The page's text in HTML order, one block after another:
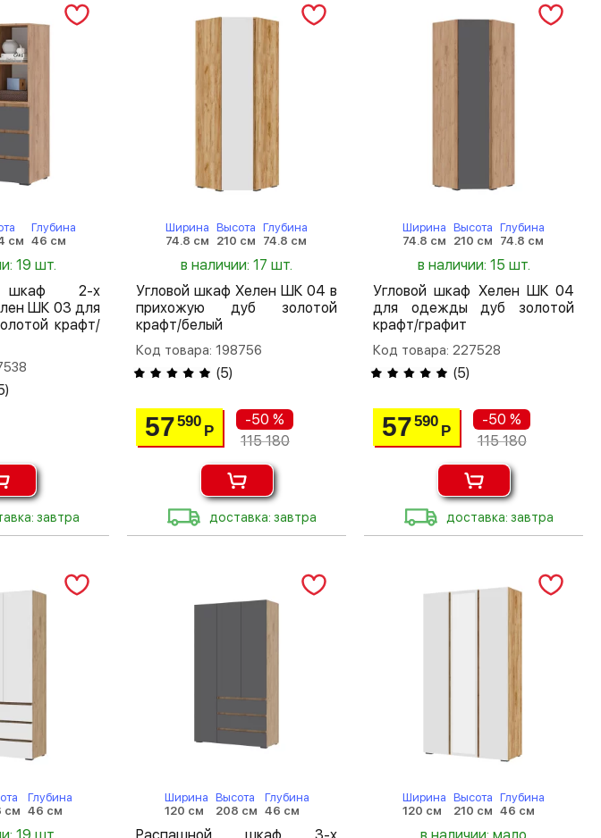
см
Глубина
46 см
19 шт.
шкаф 2-х
ШК 03 для
крафт/
)
завтра
Ширина
74.8 см
Высота
210 см
Глубина
74.8 см
в наличии: 17 шт.
Угловой шкаф Хелен ШК 04 в
прихожую дуб золотой
крафт/белый
Код товара: 198756
(5)
57590
Р
-50 %
115 180
доставка: завтра
Ширина
74.8 см
Высота
210 см
Глубина
74.8 см
в наличии: 15 шт.
Угловой шкаф Хелен ШК 04
для одежды дуб золотой
крафт/графит
Код товара: 227528
(5)
57590
Р
-50 %
115 180
доставка: завтра
см
Глубина
46 см
19 шт.
Ширина
120 см
Высота
208 см
Глубина
46 см
Распашной шкаф 3-х
Ширина
120 см
Высота
210 см
Глубина
46 см
в наличии: мало